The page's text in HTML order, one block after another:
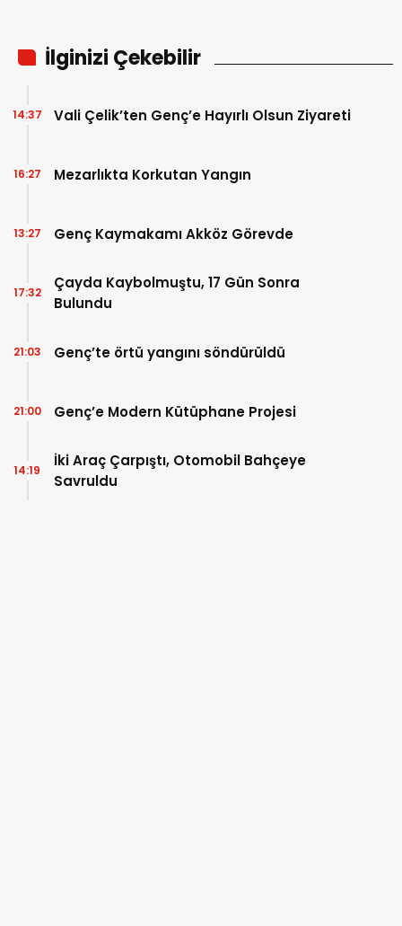
İlginizi Çekebilir
Vali Çelik’ten Genç’e Hayırlı Olsun Ziyareti
14:37
Mezarlıkta Korkutan Yangın
16:27
Genç Kaymakamı Akköz Görevde
13:27
Çayda Kaybolmuştu, 17 Gün Sonra
Bulundu
17:32
Genç’te örtü yangını söndürüldü
21:03
Genç’e Modern Kütüphane Projesi
21:00
İki Araç Çarpıştı, Otomobil Bahçeye
Savruldu
14:19